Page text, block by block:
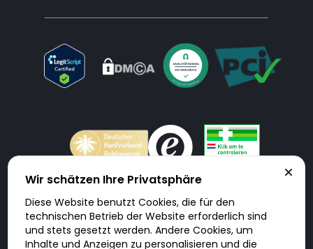
Doktorabc.com ist eine Vermittlungsplattform. Doktorabc ist ausdrücklich
keine Internetapotheke. Doktorabc bietet keine Medikamente oder
sonstige Produkte an oder liefert diese. Jegliche Informationen zu
Produkten, Medikamenten und Preisen auf der Internetseite beinhalten
kein Angebot von Doktorabc an Sie. Für die Einhaltung der in Ihrem Land
Wir schätzen Ihre Privatsphäre
Diese Website benutzt Cookies, die für den
technischen Betrieb der Website erforderlich sind
und stets gesetzt werden. Andere Cookies, um
Inhalte und Anzeigen zu personalisieren und die